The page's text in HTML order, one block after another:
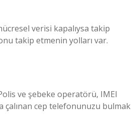
verisi kapalıysa takip
takip etmenin yolları var.
ve şebeke operatörü, IMEI
çalınan cep telefonunuzu bulmak